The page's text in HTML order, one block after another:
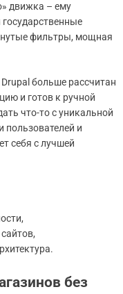
движка – ему
фильтры, мощная
больше рассчитан
и готов к ручной
что-то с уникальной
пользователей и
себя с лучшей
без